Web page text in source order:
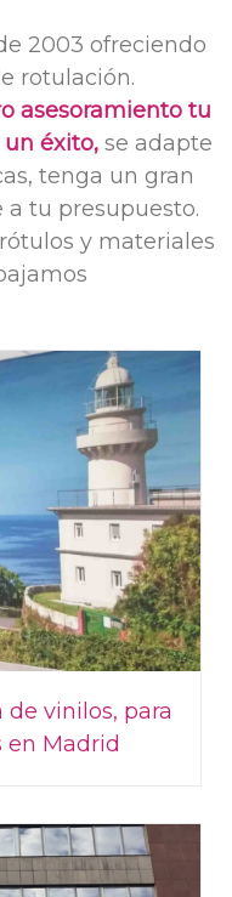
2003 ofreciendo
rotulación.
asesoramiento tu
éxito, se adapte
tenga un gran
tu presupuesto.
y materiales
vinilos, para
en Madrid